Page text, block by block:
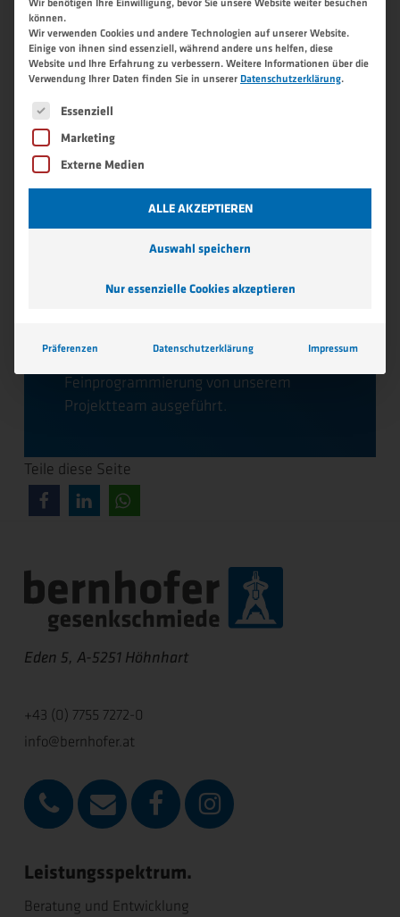
Aktuell befindet
sich die Anlage im
Langzeit-Praxis
Test.
potentielle Anwendungsmöglichkeiten
Potentiale und vor allem Vor- und
Schnittstelle, Greiferbacken und
Feinprogrammierung von unserem
Projektteam ausgeführt.
Teile diese Seite
Eden 5, A-5251 Höhnhart
+43 (0) 7755 7272-0
info@bernhofer.at
Leistungsspektrum.
Beratung und Entwicklung
können.
Wir verwenden Cookies und andere Technologien auf unserer Website.
Einige von ihnen sind essenziell, während andere uns helfen, diese
Website und Ihre Erfahrung zu verbessern.Weitere Informationen über die
Verwendung Ihrer Daten finden Sie in unsererDatenschutzerklärung.
Es folgt eine Liste der Service-Gruppen, für die eine
Essenziell
Marketing
Externe Medien
ALLE AKZEPTIEREN
Auswahl speichern
Nur essenzielle Cookies akzeptieren
Präferenzen Datenschutzerklärung Impressum